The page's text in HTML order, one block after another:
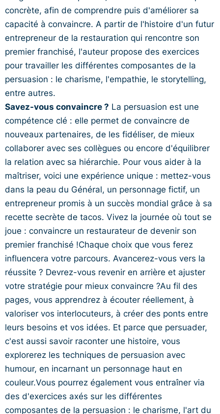
concrète, afin de comprendre puis d'améliorer sa
capacité à convaincre. A partir de l'histoire d'un futur
entrepreneur de la restauration qui rencontre son
premier franchisé, l'auteur propose des exercices
pour travailler les différentes composantes de la
persuasion : le charisme, l'empathie, le storytelling,
entre autres.
Savez-vous convaincre ? La persuasion est une
compétence clé : elle permet de convaincre de
nouveaux partenaires, de les fidéliser, de mieux
collaborer avec ses collègues ou encore d'équilibrer
la relation avec sa hiérarchie. Pour vous aider à la
maîtriser, voici une expérience unique : mettez-vous
dans la peau du Général, un personnage fictif, un
entrepreneur promis à un succès mondial grâce à sa
recette secrète de tacos. Vivez la journée où tout se
joue : convaincre un restaurateur de devenir son
premier franchisé !Chaque choix que vous ferez
influencera votre parcours. Avancerez-vous vers la
réussite ? Devrez-vous revenir en arrière et ajuster
votre stratégie pour mieux convaincre ?Au fil des
pages, vous apprendrez à écouter réellement, à
valoriser vos interlocuteurs, à créer des ponts entre
leurs besoins et vos idées. Et parce que persuader,
c'est aussi savoir raconter une histoire, vous
explorerez les techniques de persuasion avec
humour, en incarnant un personnage haut en
couleur.Vous pourrez également vous entraîner via
des d'exercices axés sur les différentes
composantes de la persuasion : le charisme, l'art du